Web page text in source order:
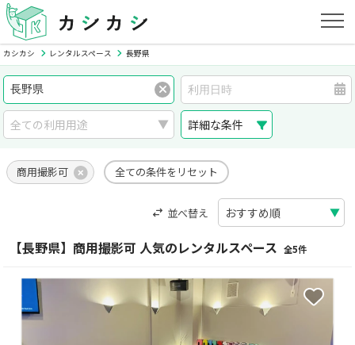
カシカシ レンタルスペース 長野県
詳細な条件
商用撮影可 全ての条件をリセット
並べ替え
【長野県】商用撮影可 人気のレンタルスペース 全5件